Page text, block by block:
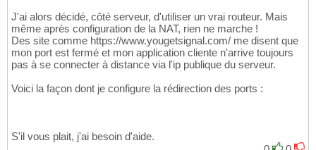
J'ai alors décidé, côté serveur, d'utiliser un vrai routeur. Mais
même après configuration de la NAT, rien ne marche !
Des site comme https://www.yougetsignal.com/ me disent que
mon port est fermé et mon application cliente n'arrive toujours
pas à se connecter à distance via l'ip publique du serveur.
Voici la façon dont je configure la rédirection des ports :
S'il vous plait, j'ai besoin d'aide.